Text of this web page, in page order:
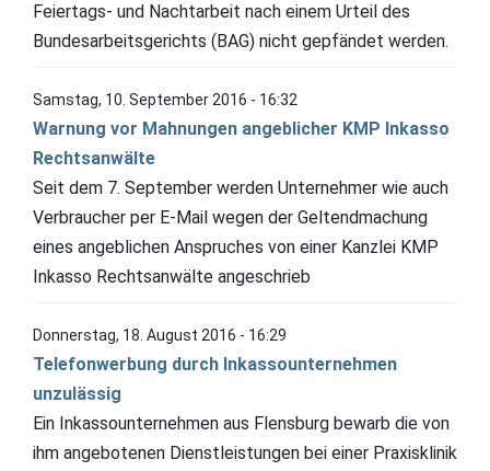
Feiertags- und Nachtarbeit nach einem Urteil des
Bundesarbeitsgerichts (BAG) nicht gepfändet werden.
Samstag, 10. September 2016 - 16:32
Warnung vor Mahnungen angeblicher KMP Inkasso
Rechtsanwälte
Seit dem 7. September werden Unternehmer wie auch
Verbraucher per E-Mail wegen der Geltendmachung
eines angeblichen Anspruches von einer Kanzlei KMP
Inkasso Rechtsanwälte angeschrieb
Donnerstag, 18. August 2016 - 16:29
Telefonwerbung durch Inkassounternehmen
unzulässig
Ein Inkassounternehmen aus Flensburg bewarb die von
ihm angebotenen Dienstleistungen bei einer Praxisklinik